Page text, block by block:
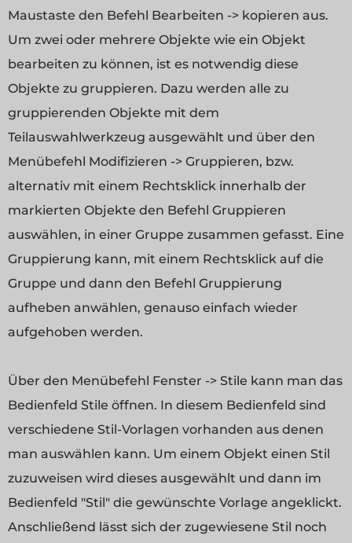
Maustaste den Befehl Bearbeiten -> kopieren aus.
Um zwei oder mehrere Objekte wie ein Objekt
bearbeiten zu können, ist es notwendig diese
Objekte zu gruppieren. Dazu werden alle zu
gruppierenden Objekte mit dem
Teilauswahlwerkzeug ausgewählt und über den
Menübefehl Modifizieren -> Gruppieren, bzw.
alternativ mit einem Rechtsklick innerhalb der
markierten Objekte den Befehl Gruppieren
auswählen, in einer Gruppe zusammen gefasst. Eine
Gruppierung kann, mit einem Rechtsklick auf die
Gruppe und dann den Befehl Gruppierung
aufheben anwählen, genauso einfach wieder
aufgehoben werden.
Über den Menübefehl Fenster -> Stile kann man das
Bedienfeld Stile öffnen. In diesem Bedienfeld sind
verschiedene Stil-Vorlagen vorhanden aus denen
man auswählen kann. Um einem Objekt einen Stil
zuzuweisen wird dieses ausgewählt und dann im
Bedienfeld "Stil" die gewünschte Vorlage angeklickt.
Anschließend lässt sich der zugewiesene Stil noch